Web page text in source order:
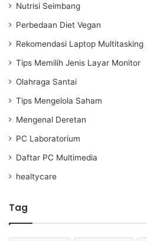
Nutrisi Seimbang
Perbedaan Diet Vegan
Rekomendasi Laptop Multitasking
Tips Memilih Jenis Layar Monitor
Olahraga Santai
Tips Mengelola Saham
Mengenal Deretan
PC Laboratorium
Daftar PC Multimedia
healtycare
Tag